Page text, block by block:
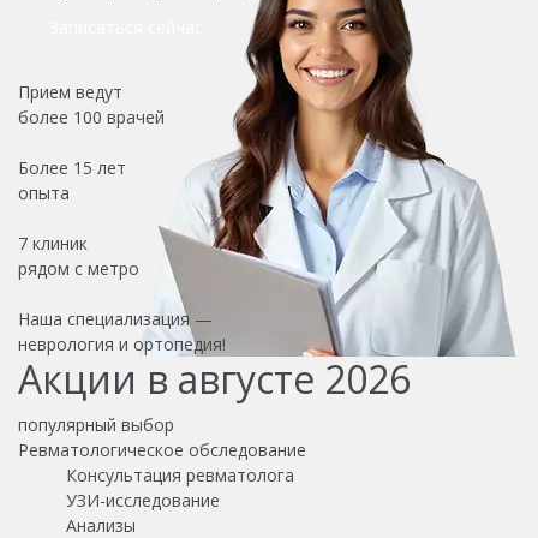
Прием ведут
более 100 врачей
Более 15 лет
опыта
7 клиник
рядом с метро
Наша специализация —
неврология и ортопедия!
Акции в августе 2026
популярный выбор
Ревматологическое обследование
Консультация ревматолога
УЗИ-исследование
Анализы